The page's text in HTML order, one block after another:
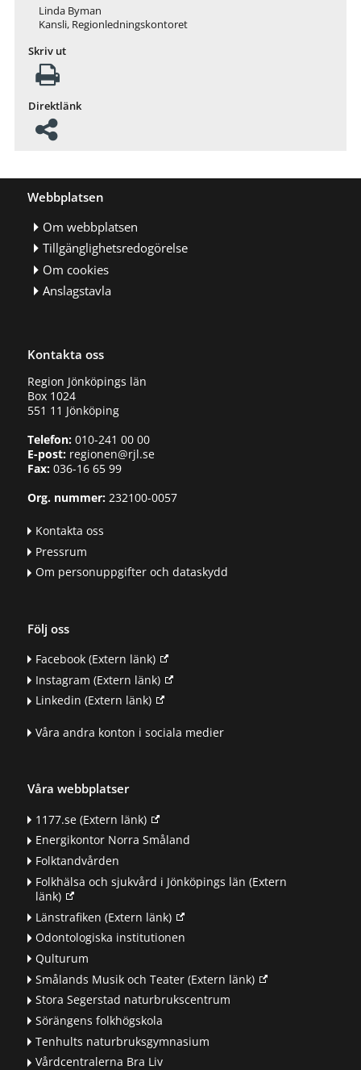
Linda Byman
Kansli, Regionledningskontoret
Skriv ut
Direktlänk
Webbplatsen
Om webbplatsen
Tillgänglighetsredogörelse
Om cookies
Anslagstavla
Kontakta oss
Region Jönköpings län
Box 1024
551 11 Jönköping
Telefon:010-241 00 00
E-post:regionen@rjl.se
Fax: 036-16 65 99
Org. nummer:232100-0057
Kontakta oss
Pressrum
Om personuppgifter och dataskydd
Följ oss
Facebook(Extern länk)
Instagram (Extern länk)
Linkedin (Extern länk)
Våra andra konton i sociala medier
Våra webbplatser
1177.se(Extern länk)
Energikontor Norra Småland
Folktandvården
Folkhälsa och sjukvård i Jönköpings län (Extern
länk)
Länstrafiken (Extern länk)
Odontologiska institutionen
Qulturum
Smålands Musik och Teater(Extern länk)
Stora Segerstad naturbrukscentrum
Sörängens folkhögskola
Tenhults naturbruksgymnasium
Vårdcentralerna Bra Liv